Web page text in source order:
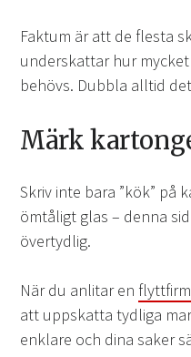
Faktum är att de flesta
underskattar hur
behövs. Dubbla alltid
Märk
Skriv inte bara ”kök” på
ömtåligt glas – denna
övertydlig.
När du anlitar en
att uppskatta tydliga
enklare och dina saker